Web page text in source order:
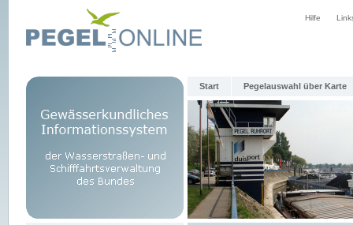
Hilfe
Start Pegelauswahl über Karte